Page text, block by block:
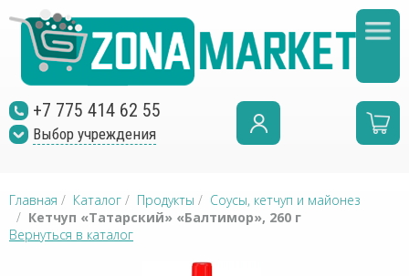
+7 775 414 62 55
Выбор учреждения
Главная / Каталог / Продукты / Соусы, кетчуп и майонез
/ Кетчуп «Татарский» «Балтимор», 260 г
Вернуться в каталог